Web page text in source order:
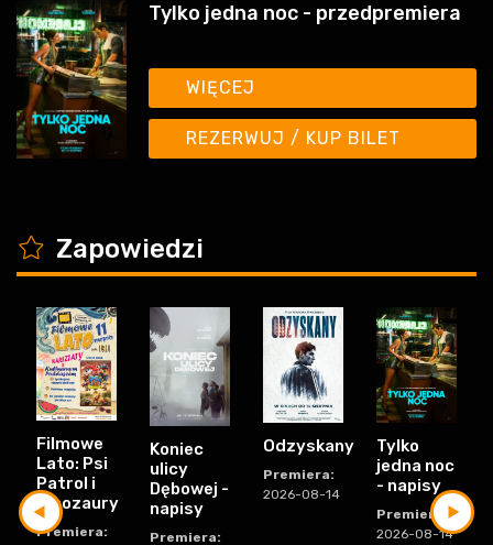
Tylko jedna noc - przedpremiera
WIĘCEJ
REZERWUJ / KUP BILET
K Zapowiedzi
Filmowe
Lato: Psi
Patrol i
dinozaury
Premiera:
Koniec
ulicy
Dębowej -
napisy
Premiera:
Odzyskany
Premiera:
2026-08-14
Tylko
jedna noc
- napisy
Premiera:
2026-08-14